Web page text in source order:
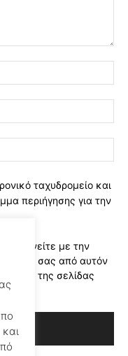
ταχυδρομείο και
περιήγησης για την
με την
σας από αυτόν
της σελίδας